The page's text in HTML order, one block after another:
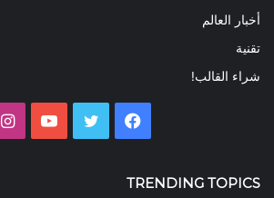
أخبار العالم
تقنية
شراء القالب!
فيسبوك تويتر يوتيوب
TRENDING TOPICS